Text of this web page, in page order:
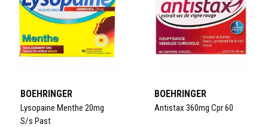
BOEHRINGER
Lysopaine Menthe 20mg
S/s Past
BOEHRINGER
Antistax 360mg Cpr 60